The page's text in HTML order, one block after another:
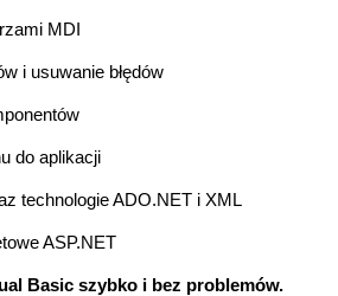
MDI
i usuwanie błędów
do aplikacji
technologie ADO.NET i XML
ASP.NET
Basic szybko i bez problemów.